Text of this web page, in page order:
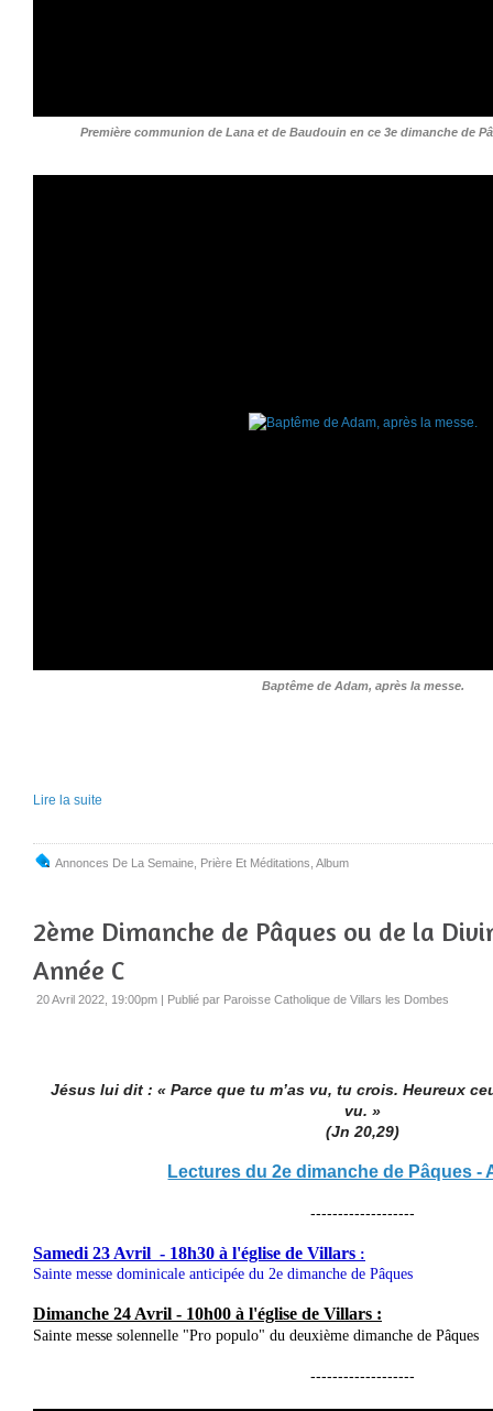
Première communion de Lana et de Baudouin en ce 3e dimanche de
Baptême de Adam, après la messe.
Lire la suite
Annonces De La Semaine Prière Et Méditations Album
2ème Dimanche de Pâques ou de la
Année C
20 Avril 2022, 19:00pm | Publié par Paroisse Catholique de Villars les Dombes
Jésus lui dit : « Parce que tu m’as vu, tu crois. Heureux
vu. »
(Jn 20,29)
Lectures du 2e dimanche de Pâques -
-------------------
Samedi 23 Avril - 18h30 à l'église de Villars :
Sainte messe dominicale anticipée du 2e dimanche de Pâques
Dimanche 24 Avril - 10h00 à l'église de Villars :
Sainte messe solennelle "Pro populo" du deuxième dimanche de Pâques
-------------------